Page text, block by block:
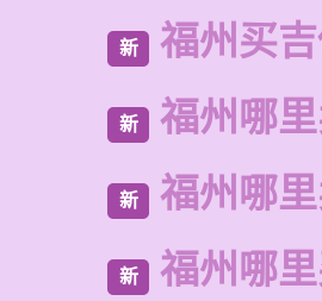
新 福州买
新 福州哪
新 福州哪
新 福州哪